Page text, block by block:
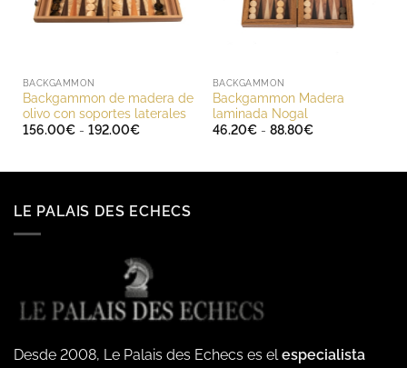
BACKGAMMON
Backgammon de madera de
olivo con soportes laterales
156.00€ - 192.00€Rango
156.00€
BACKGAMMON
Backgammon Madera
laminada Nogal
46.20€ - 88.80€Rango
46.20€
LE PALAIS DES ECHECS
Desde 2008, Le Palais des Echecs es elespecialista